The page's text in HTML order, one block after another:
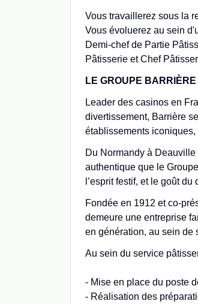
Vous travaillerez sous la
Vous évoluerez au sein
Demi-chef de Partie
Pâtisserie et Chef
LE GROUPE BARRIÈRE
Leader des casinos en
divertissement, Barrière
établissements
Du Normandy à Deauville
authentique que le
l’esprit festif, et le goût du
Fondée en 1912 et co-
demeure une entreprise
en génération, au sein de
Au sein du service
- Mise en place du poste
- Réalisation des